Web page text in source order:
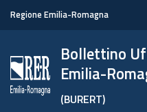
Regione Emilia-Romagna
Bollettino
Emilia-
(BURERT)